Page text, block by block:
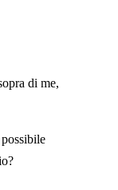
di me,